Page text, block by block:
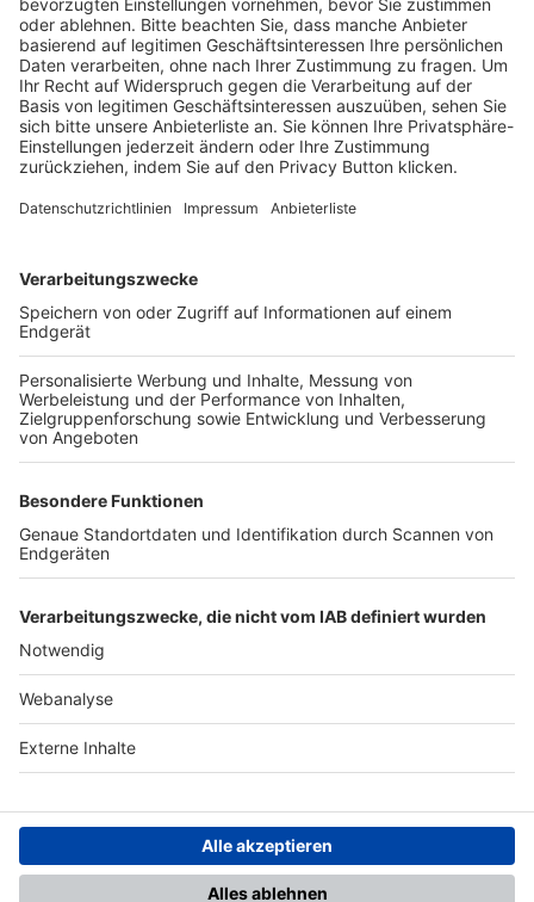
BFV-Geschäftsstellen
Trainerbörse
Login SpielPlus
FOLGE DEM BFV
TOP-VEREINE
TOP-PARTNER
SFV DFB
Nutzungsbedingungen Datenschutz Impressum
Ihr Gerät wird möglicherweise
nicht vollständig unterstützt.